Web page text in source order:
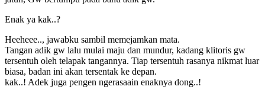
Enak ya kak..?
Heeheee.., jawabku sambil memejamkan mata.
Tangan adik gw lalu mulai maju dan mundur, kadang klitoris gw
tersentuh oleh telapak tangannya. Tiap tersentuh rasanya nikmat luar
biasa, badan ini akan tersentak ke depan.
kak..! Adek juga pengen ngerasaain enaknya dong..!